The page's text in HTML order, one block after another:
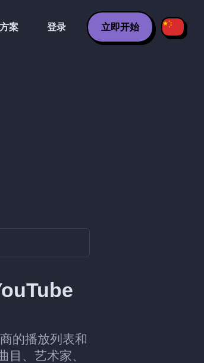
方案 登录 立即开始
的播放列表和
、艺术家、